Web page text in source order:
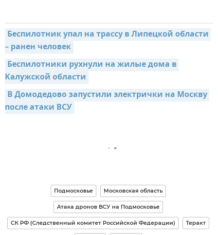
Беспилотник упал на трассу в Липецкой области
– ранен человек
Беспилотники рухнули на жилые дома в
Калужской области
В Домодедово запустили электрички на Москву
после атаки ВСУ
Подмосковье Московская область
Атака дронов ВСУ на Подмосковье
СК РФ (Следственный комитет Российской Федерации) Теракт